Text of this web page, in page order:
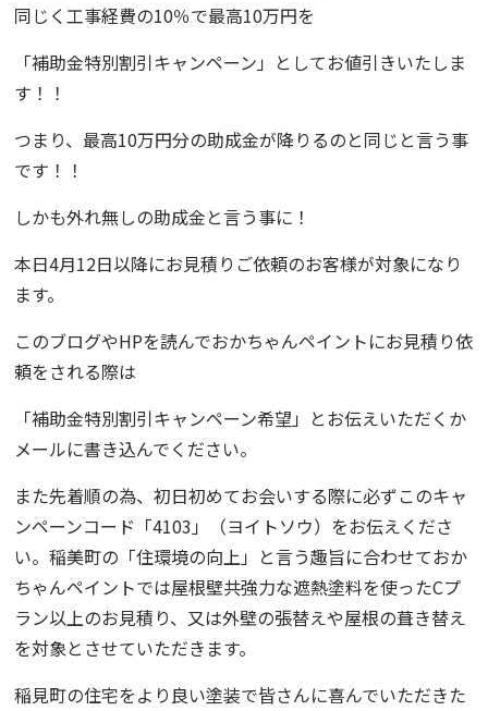
同じく工事経費の10％で最高10万円を
「補助金特別割引キャンペーン 」としてお値引きいたしま
す！！
つまり、最高10万円分の助成金が降りるのと同じと言う事
です！！
しかも外れ無しの助成金と言う事に！
本日4月12日以降にお見積りご依頼のお客様が対象になり
ます。
このブログやHPを読んでおかちゃんペイントにお見積り依
頼をされる際は
「補助金特別割引キャンペーン希望 」とお伝えいただくか
メールに書き込んでください。
また先着順の為、初日初めてお会いする際に必ずこのキャ
ンペーンコード「4103 」（ヨイトソウ）をお伝えくださ
い。稲美町の「住環境の向上」と言う趣旨に合わせておか
ちゃんペイントでは屋根壁共強力な遮熱塗料を使ったCプ
ラン以上のお見積り、 又は外壁の張替えや屋根の葺き替え
を対象とさせていただきます。
稲見町の住宅をより良い塗装で皆さんに喜んでいただきた